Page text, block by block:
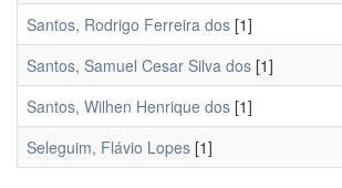
Santos, Rodrigo Ferreira dos [1]
Santos, Samuel Cesar Silva dos [1]
Santos, Wilhen Henrique dos [1]
Seleguim, Flávio Lopes [1]